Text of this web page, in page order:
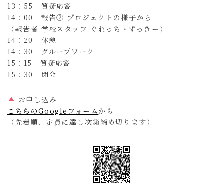
13：55 質疑応答
14：00 報告② プロジェクトの様子から
（報告者 学校スタッフ ぐれっち・ずっきー）
14：20 休憩
14：30 グループワーク
15：15 質疑応答
15：30 閉会
お申し込み
こちらのGoogleフォームから
（先着順、定員に達し次第締め切ります）